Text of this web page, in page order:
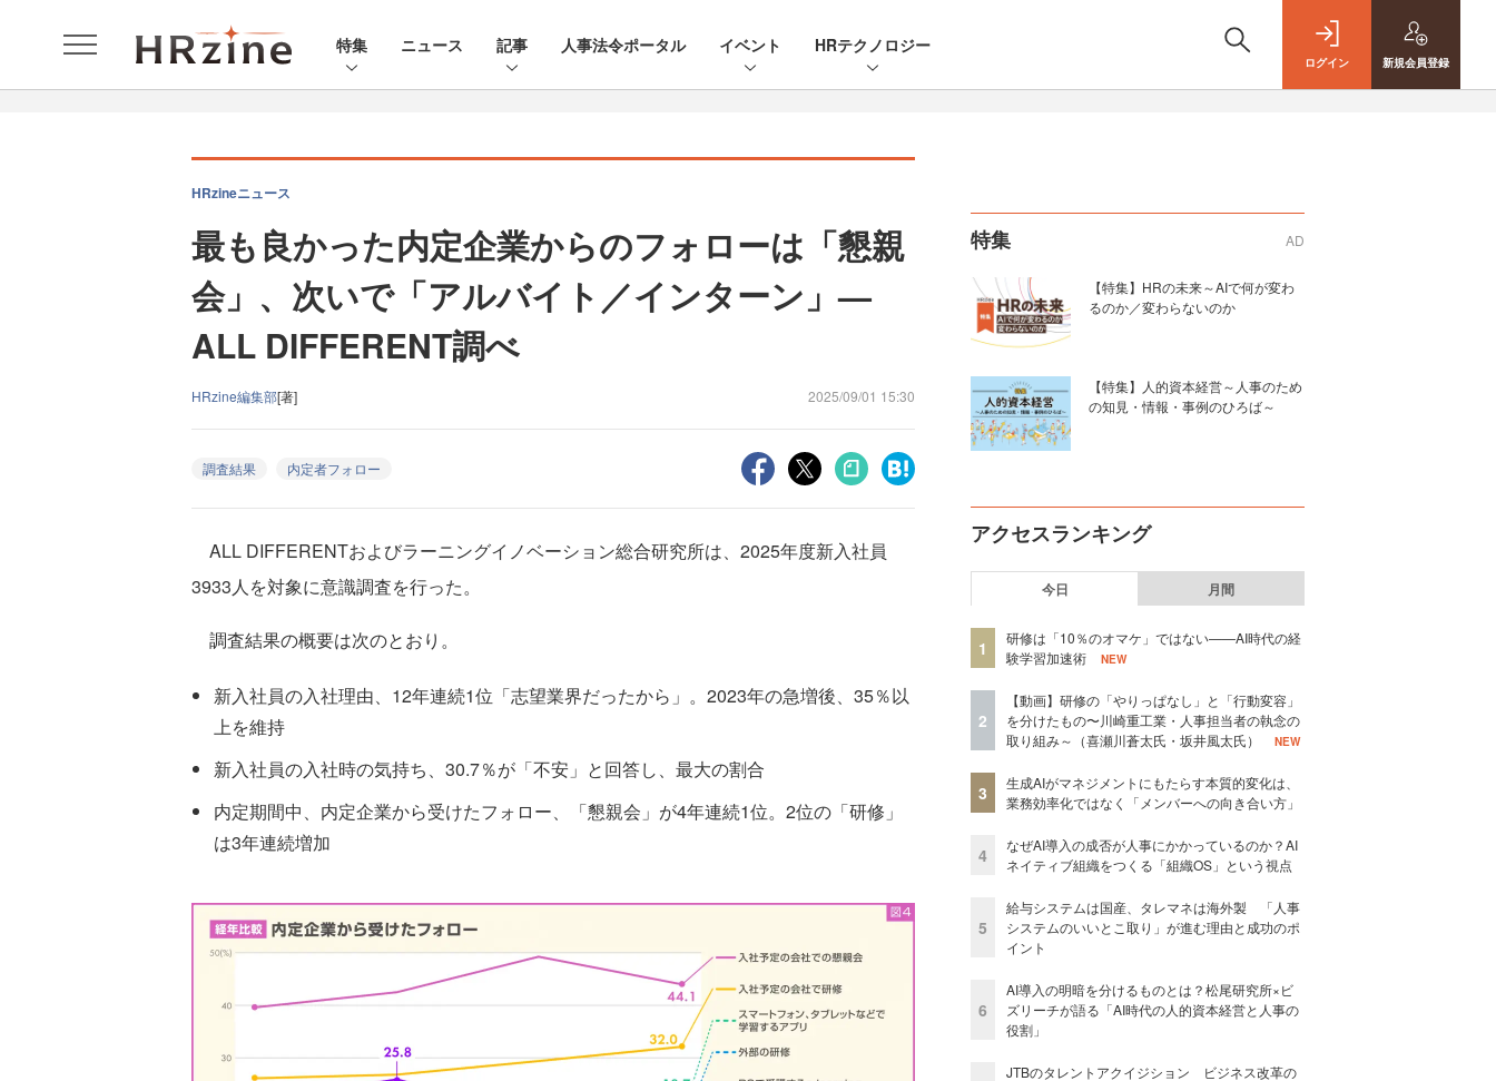
特集 ニュース 記事 人事法令ポータル イベント HRテクノロジー
ログイン 新規会員登録
HRzineニュース
最も良かった内定企業からのフォローは「懇親
会」、次いで「アルバイト／インターン」—
ALL DIFFERENT調べ
HRzine編集部[著] 2025/09/01 15:30
調査結果 内定者フォロー
ALL DIFFERENTおよびラーニングイノベーション総合研究所は、2025年度新入社員
3933人を対象に意識調査を行った。
調査結果の概要は次のとおり。
新入社員の入社理由、12年連続1位「志望業界だったから」。2023年の急増後、35％以
上を維持
新入社員の入社時の気持ち、30.7％が「不安」と回答し、最大の割合
内定期間中、内定企業から受けたフォロー、「懇親会」が4年連続1位。2位の「研修」
は3年連続増加
特集 AD
【特集】HRの未来～AIで何が変わ
るのか／変わらないのか
【特集】人的資本経営～人事のため
の知見・情報・事例のひろば～
アクセスランキング
今日 月間
1
研修は「10％のオマケ」ではない——AI時代の経
験学習加速術
NEW
2
【動画】研修の「やりっぱなし」と「行動変容」
を分けたもの〜川崎重工業・人事担当者の執念の
取り組み～（喜瀬川蒼太氏・坂井風太氏）
NEW
3
生成AIがマネジメントにもたらす本質的変化は、
業務効率化ではなく「メンバーへの向き合い方」
4
なぜAI導入の成否が人事にかかっているのか？AI
ネイティブ組織をつくる「組織OS」という視点
5
給与システムは国産、タレマネは海外製 「人事
システムのいいとこ取り」が進む理由と成功のポ
イント
6
AI導入の明暗を分けるものとは？松尾研究所×ビ
ズリーチが語る「AI時代の人的資本経営と人事の
役割」
JTBのタレントアクイジション ビジネス改革の